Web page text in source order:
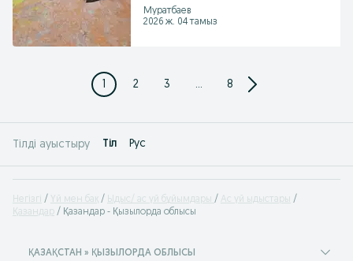
Муратбаев
2026 ж. 04 тамыз
1 2 3 ... 8
Тілді ауыстыру Tіл Рус
Негізгі Үй мен бақ Ыдыс/ ас үй бұйымдары
Ас үй ыдыстары
Қазандар
Қазандар - Қызылорда облысы
ҚАЗАҚСТАН » ҚЫЗЫЛОРДА ОБЛЫСЫ